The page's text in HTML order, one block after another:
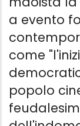
a evento
come
popolo